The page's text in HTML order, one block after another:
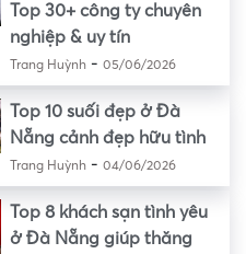
Top 30+ công ty chuyên
nghiệp & uy tín
Trang Huỳnh- 05/06/2026
Top 10 suối đẹp ở Đà
Nẵng cảnh đẹp hữu tình
Trang Huỳnh- 04/06/2026
Top 8 khách sạn tình yêu
ở Đà Nẵng giúp thăng